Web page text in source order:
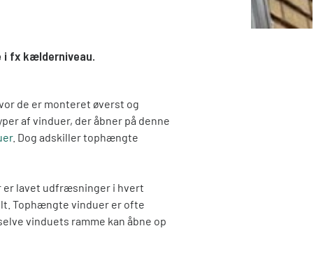
i fx kælderniveau.
de er monteret øverst og
af vinduer, der åbner på denne
. Dog adskiller tophængte
er lavet udfræsninger i hvert
Tophængte vinduer er ofte
vinduets ramme kan åbne op